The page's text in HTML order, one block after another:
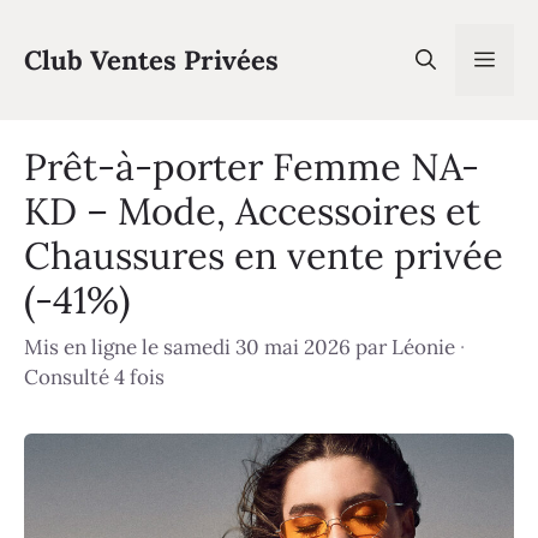
contenu
Club Ventes Privées
Prêt-à-porter Femme NA-
KD – Mode, Accessoires et
Chaussures en vente privée
(-41%)
Mis en ligne le samedi 30 mai 2026 parLéonie ·
Consulté 4 fois